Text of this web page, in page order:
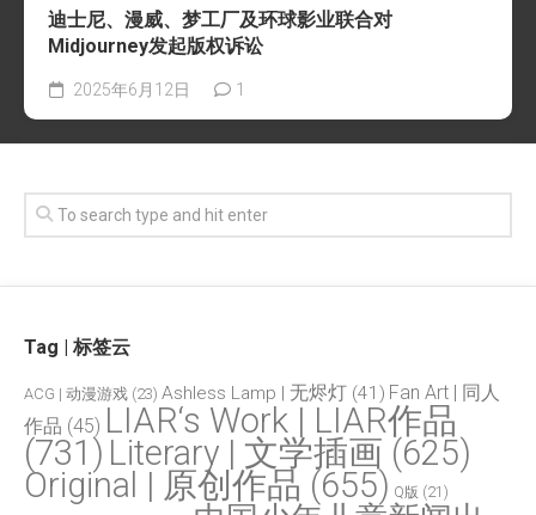
迪士尼、漫威、梦工厂及环球影业联合对
Midjourney发起版权诉讼
2025年6月12日 1
Tag | 标签云
ACG | 动漫游戏 (23) Ashless Lamp | 无烬灯 (41) Fan Art | 同人
作品 (45) LIAR‘s Work | LIAR作品
(731) Literary | 文学插画 (625)
Original | 原创作品 (655) Q版 (21)